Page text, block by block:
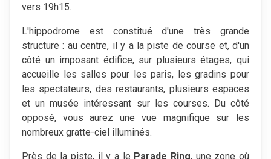
vers 19h15.
L'hippodrome est constitué d'une très grande
structure : au centre, il y a la piste de course et, d'un
côté un imposant édifice, sur plusieurs étages, qui
accueille les salles pour les paris, les gradins pour
les spectateurs, des restaurants, plusieurs espaces
et un musée intéressant sur les courses. Du côté
opposé, vous aurez une vue magnifique sur les
nombreux gratte-ciel illuminés.
Près de la piste, il y a le Parade Ring, une zone où